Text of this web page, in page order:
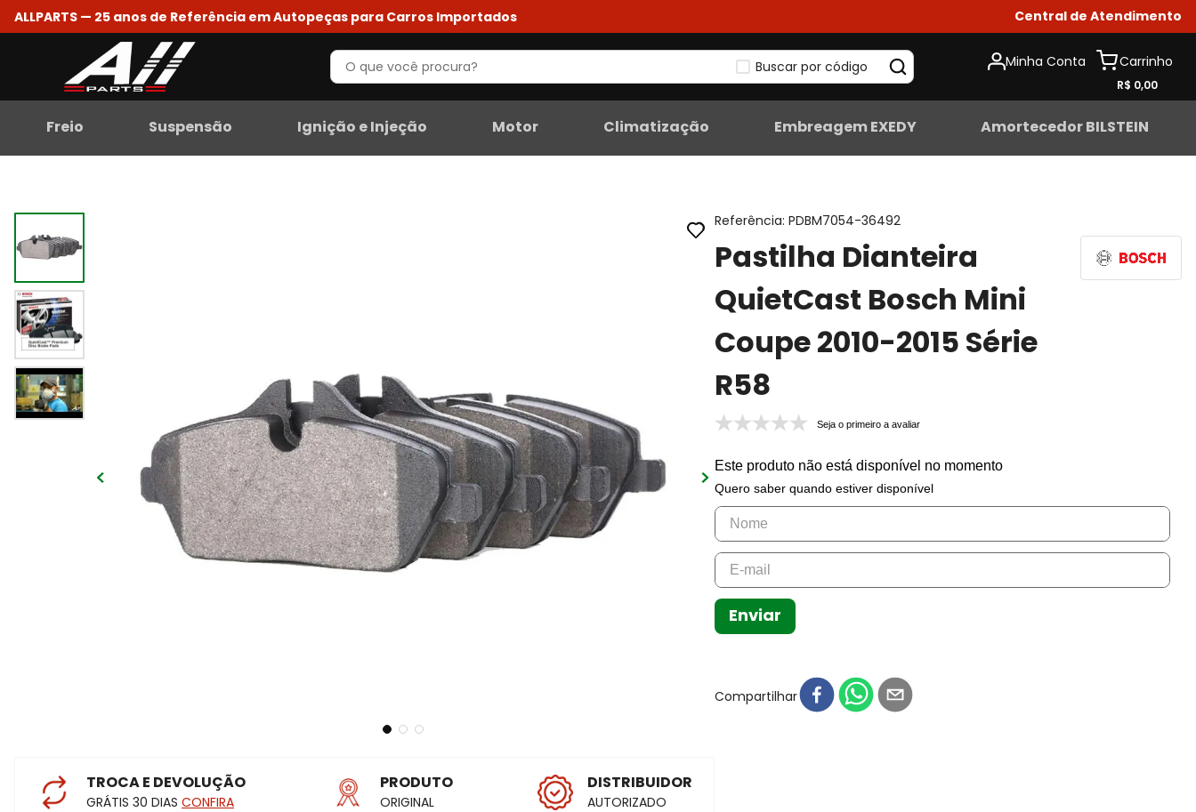
ALLPARTS — 25 anos de Referência em Autopeças para Carros Importados Central de Atendimento
Buscar por código Minha Conta
R$ 0,00
Freio Suspensão Ignição e Injeção Motor Climatização Embreagem EXEDY Amortecedor BILSTEIN
TROCA E DEVOLUÇÃO
GRÁTIS 30 DIAS CONFIRA
PRODUTO
ORIGINAL
DISTRIBUIDOR
AUTORIZADO
Referência:PDBM7054-36492
Pastilha Dianteira
QuietCast Bosch Mini
Coupe 2010-2015 Série
R58
Seja o primeiro a avaliar
Este produto não está disponível no momento
Quero saber quando estiver disponível
Enviar
Compartilhar